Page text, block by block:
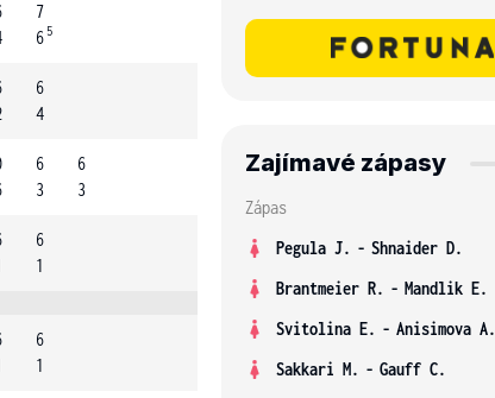
7
6 5
6
4
6
3
6
3
6
1
6
1
Zajímavé zápasy
Zápas
Pegula J. - Shnaider D.
Brantmeier R. - Mandlik E.
Svitolina E. - Anisimova A.
Sakkari M. - Gauff C.